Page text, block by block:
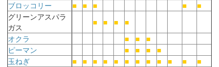
ブロッコリー
■ ■ ■ ■
■
グリーンアスパラ
ガス
■ ■ ■
■
オクラ
■ ■
■
ピーマン
■ ■ ■
■
玉ねぎ
■ ■ ■ ■ ■ ■ ■ ■ ■ ■ ■
■